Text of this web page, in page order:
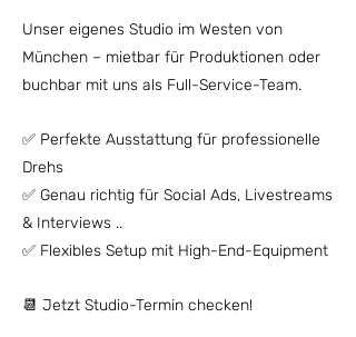
Unser eigenes Studio im Westen von
München – mietbar für Produktionen oder
buchbar mit uns als Full-Service-Team.
✅ Perfekte Ausstattung für professionelle
Drehs
✅ Genau richtig für Social Ads, Livestreams
& Interviews ..
✅ Flexibles Setup mit High-End-Equipment
📆 Jetzt Studio-Termin checken!